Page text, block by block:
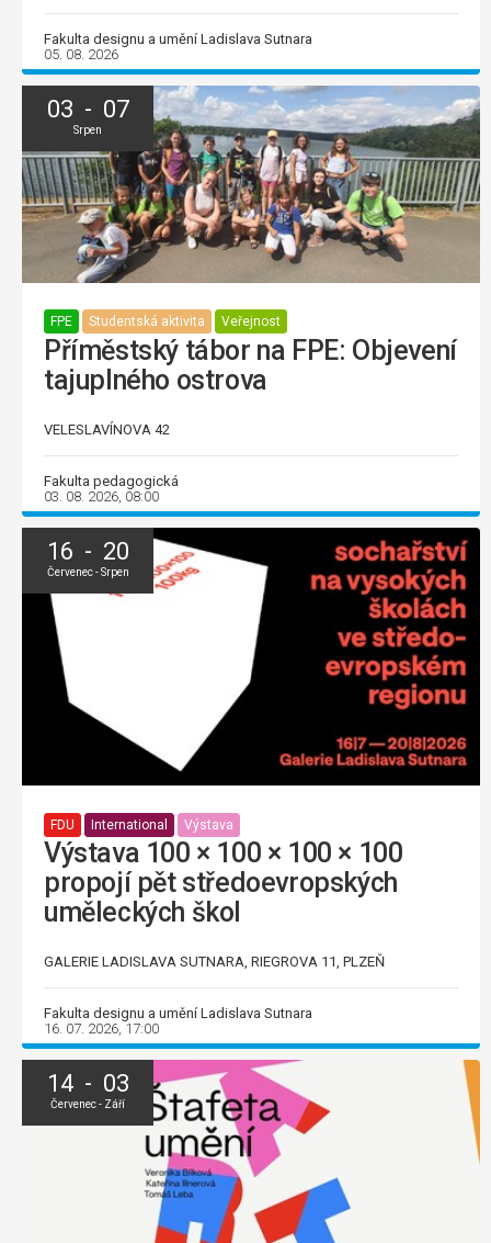
Fakulta designu a umění Ladislava Sutnara
05. 08. 2026
03 - 07
Srpen
FPE Studentská aktivita Veřejnost
Příměstský tábor na FPE: Objevení
tajuplného ostrova
VELESLAVÍNOVA 42
Fakulta pedagogická
03. 08. 2026, 08:00
16 - 20
Červenec - Srpen
FDU International Výstava
Výstava 100 × 100 × 100 × 100
propojí pět středoevropských
uměleckých škol
GALERIE LADISLAVA SUTNARA, RIEGROVA 11, PLZEŇ
Fakulta designu a umění Ladislava Sutnara
16. 07. 2026, 17:00
14 - 03
Červenec - Září